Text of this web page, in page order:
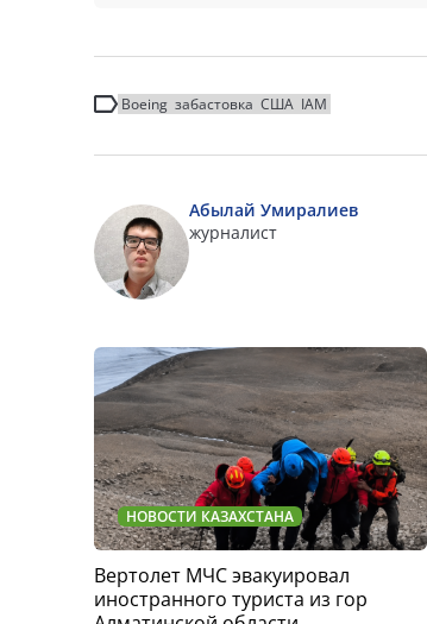
Boeing забастовка США IAM
Абылай Умиралиев
журналист
НОВОСТИ КАЗАХСТАНА
Вертолет МЧС эвакуировал
иностранного туриста из гор